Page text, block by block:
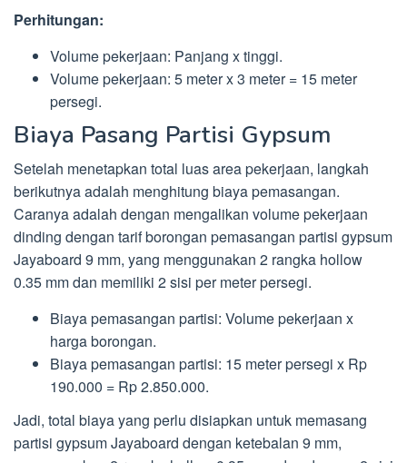
Perhitungan:
Volume pekerjaan: Panjang x tinggi.
Volume pekerjaan: 5 meter x 3 meter = 15 meter
persegi.
Biaya Pasang Partisi Gypsum
Setelah menetapkan total luas area pekerjaan, langkah
berikutnya adalah menghitung biaya pemasangan.
Caranya adalah dengan mengalikan volume pekerjaan
dinding dengan tarif borongan pemasangan partisi gypsum
Jayaboard 9 mm, yang menggunakan 2 rangka hollow
0.35 mm dan memiliki 2 sisi per meter persegi.
Biaya pemasangan partisi: Volume pekerjaan x
harga borongan.
Biaya pemasangan partisi: 15 meter persegi x Rp
190.000 = Rp 2.850.000.
Jadi, total biaya yang perlu disiapkan untuk memasang
partisi gypsum Jayaboard dengan ketebalan 9 mm,